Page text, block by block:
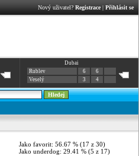
Nový uživatel? Registrace| Přihlásit se
Dubai
Rublev
6
6
Veselý
3 4
Jako favorit: 56.67 % (17 z 30)
Jako underdog: 29.41 % (5 z 17)